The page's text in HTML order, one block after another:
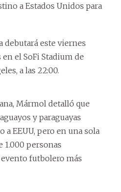
a Estados Unidos para
debutará este viernes
el SoFi Stadium de
a las 22:00.
Mármol detalló que
y paraguayas
a EEUU, pero en una sola
1.000 personas
futbolero más